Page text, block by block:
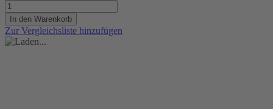
In den Warenkorb
Zur Vergleichsliste hinzufügen